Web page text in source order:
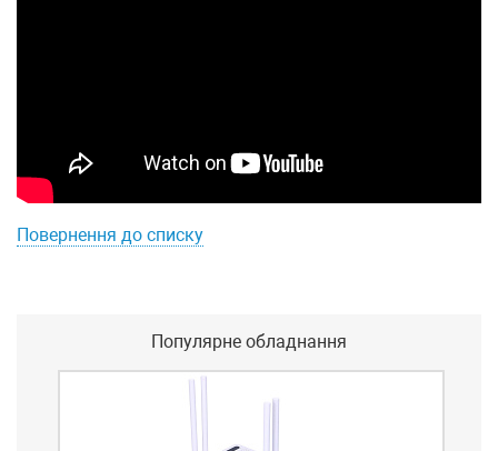
Повернення до списку
Популярне обладнання